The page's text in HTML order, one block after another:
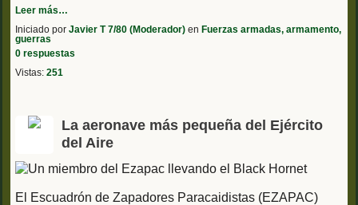
Leer más…
Iniciado por Javier T 7/80 (Moderador) en Fuerzas armadas, armamento,
guerras
0 respuestas
Vistas: 251
La aeronave más pequeña del Ejército
del Aire
El Escuadrón de Zapadores Paracaidistas (EZAPAC)